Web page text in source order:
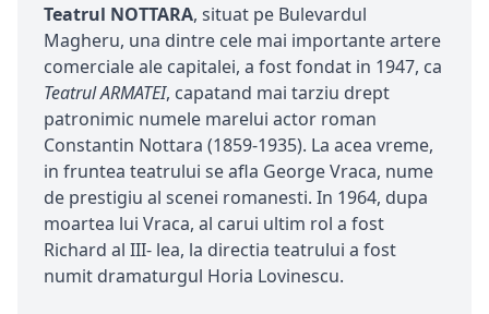
Teatrul NOTTARA, situat pe Bulevardul
Magheru, una dintre cele mai importante artere
comerciale ale capitalei, a fost fondat in 1947, ca
Teatrul ARMATEI, capatand mai tarziu drept
patronimic numele marelui actor roman
Constantin Nottara (1859-1935). La acea vreme,
in fruntea teatrului se afla George Vraca, nume
de prestigiu al scenei romanesti. In 1964, dupa
moartea lui Vraca, al carui ultim rol a fost
Richard al III- lea, la directia teatrului a fost
numit dramaturgul Horia Lovinescu.